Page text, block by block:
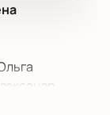
Вертков,